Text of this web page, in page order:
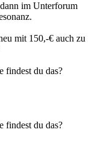
im Unterforum
mit 150,-€ auch zu
findest du das?
findest du das?